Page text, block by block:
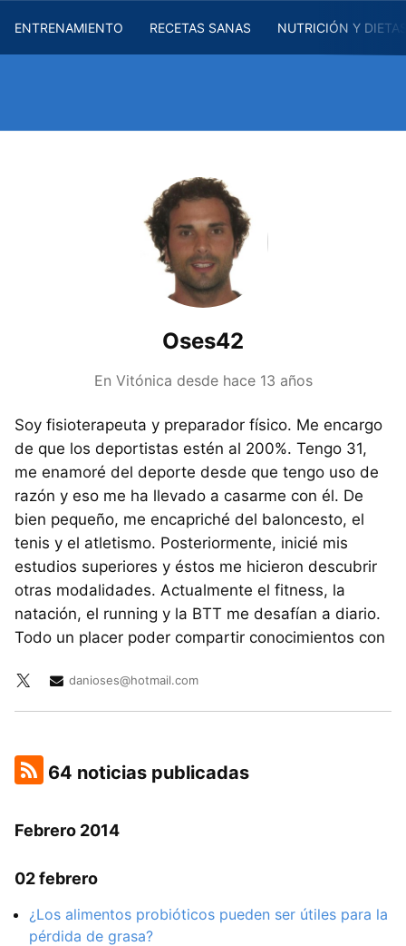
ENTRENAMIENTO RECETAS SANAS NUTRICIÓN Y
Oses42
En Vitónica desde hace 13 años
Soy fisioterapeuta y preparador físico. Me encargo
de que los deportistas estén al 200%. Tengo 31,
me enamoré del deporte desde que tengo uso de
razón y eso me ha llevado a casarme con él. De
bien pequeño, me encapriché del baloncesto, el
tenis y el atletismo. Posteriormente, inicié mis
estudios superiores y éstos me hicieron descubrir
otras modalidades. Actualmente el fitness, la
natación, el running y la BTT me desafían a diario.
Todo un placer poder compartir conocimientos con
danioses@hotmail.com
64 noticias publicadas
Febrero 2014
02 febrero
¿Los alimentos probióticos pueden ser útiles para la
pérdida de grasa?